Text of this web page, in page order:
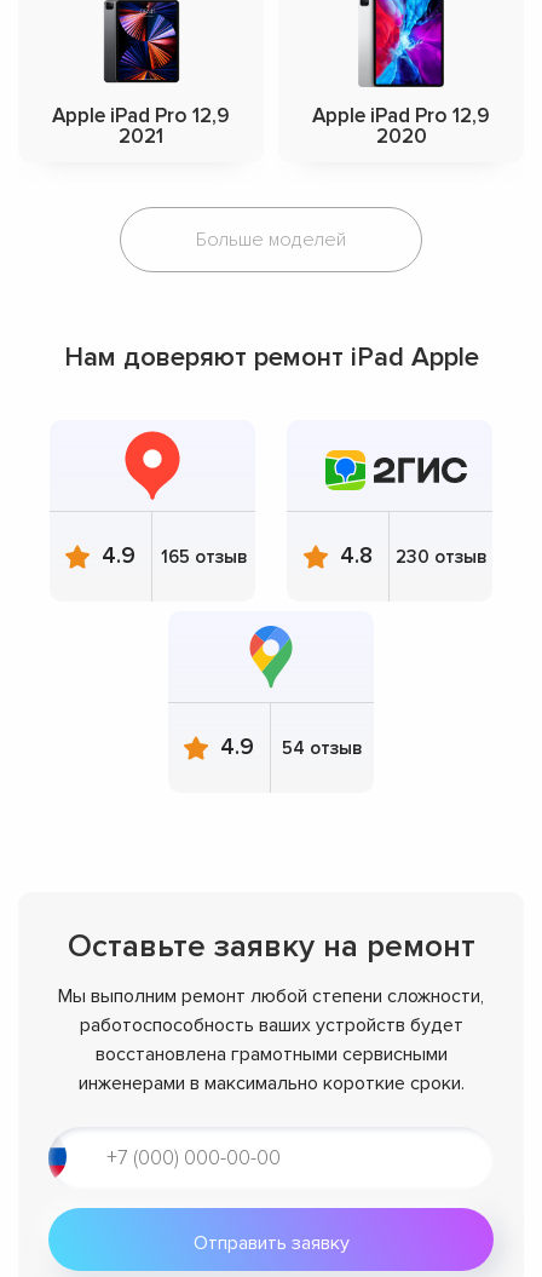
Apple iPad Pro 12,9
2021
Apple iPad Pro 12,9
2020
Больше моделей
Нам доверяют ремонт iPad Apple
4.9 165 отзыв 4.8 230 отзыв
4.9 54 отзыв
Оставьте заявку на ремонт
Мы выполним ремонт любой степени сложности,
работоспособность ваших устройств будет
восстановлена грамотными сервисными
инженерами в максимально короткие сроки.